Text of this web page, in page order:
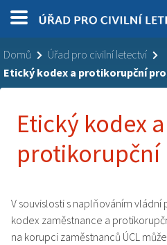
Domů
Úřad pro civilní letectví
Etický kodex a protikorupční
Etický kodex a
protikorupční
V souvislosti s naplňováním
kodex zaměstnance a
na korupci zaměstnanců ÚCL